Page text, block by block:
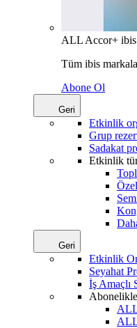
ALL Accor+ ibis
Tüm ibis
Abone Ol
Geri
Etkinlik
Grup
Sadakat
Etkinlik
Geri
Etkinlik
Seyahat
İş Amaçlı